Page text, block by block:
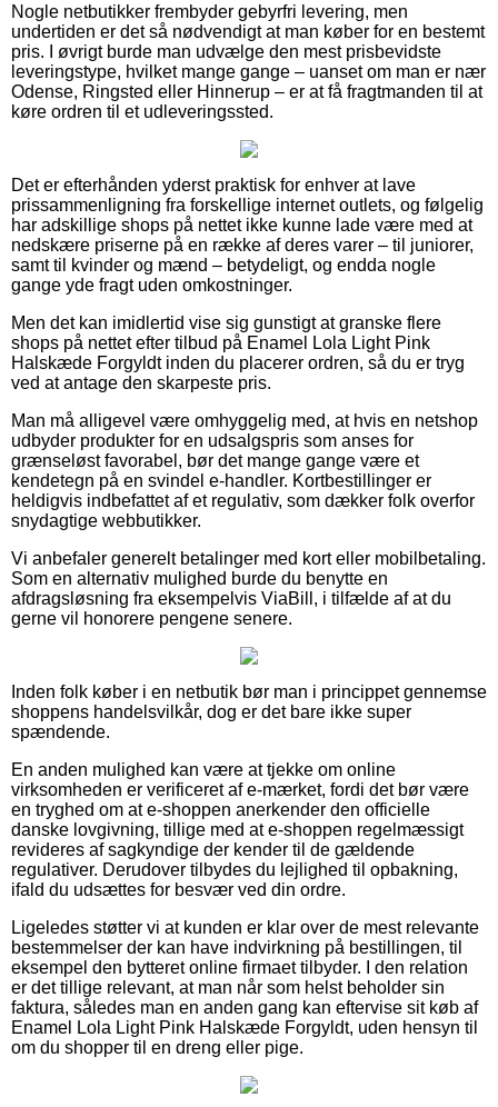
Nogle netbutikker frembyder gebyrfri levering, men
undertiden er det så nødvendigt at man køber for en bestemt
pris. I øvrigt burde man udvælge den mest prisbevidste
leveringstype, hvilket mange gange – uanset om man er nær
Odense, Ringsted eller Hinnerup – er at få fragtmanden til at
køre ordren til et udleveringssted.
Det er efterhånden yderst praktisk for enhver at lave
prissammenligning fra forskellige internet outlets, og følgelig
har adskillige shops på nettet ikke kunne lade være med at
nedskære priserne på en række af deres varer – til juniorer,
samt til kvinder og mænd – betydeligt, og endda nogle
gange yde fragt uden omkostninger.
Men det kan imidlertid vise sig gunstigt at granske flere
shops på nettet efter tilbud på Enamel Lola Light Pink
Halskæde Forgyldt inden du placerer ordren, så du er tryg
ved at antage den skarpeste pris.
Man må alligevel være omhyggelig med, at hvis en netshop
udbyder produkter for en udsalgspris som anses for
grænseløst favorabel, bør det mange gange være et
kendetegn på en svindel e-handler. Kortbestillinger er
heldigvis indbefattet af et regulativ, som dækker folk overfor
snydagtige webbutikker.
Vi anbefaler generelt betalinger med kort eller mobilbetaling.
Som en alternativ mulighed burde du benytte en
afdragsløsning fra eksempelvis ViaBill, i tilfælde af at du
gerne vil honorere pengene senere.
Inden folk køber i en netbutik bør man i princippet gennemse
shoppens handelsvilkår, dog er det bare ikke super
spændende.
En anden mulighed kan være at tjekke om online
virksomheden er verificeret af e-mærket, fordi det bør være
en tryghed om at e-shoppen anerkender den officielle
danske lovgivning, tillige med at e-shoppen regelmæssigt
revideres af sagkyndige der kender til de gældende
regulativer. Derudover tilbydes du lejlighed til opbakning,
ifald du udsættes for besvær ved din ordre.
Ligeledes støtter vi at kunden er klar over de mest relevante
bestemmelser der kan have indvirkning på bestillingen, til
eksempel den bytteret online firmaet tilbyder. I den relation
er det tillige relevant, at man når som helst beholder sin
faktura, således man en anden gang kan eftervise sit køb af
Enamel Lola Light Pink Halskæde Forgyldt, uden hensyn til
om du shopper til en dreng eller pige.